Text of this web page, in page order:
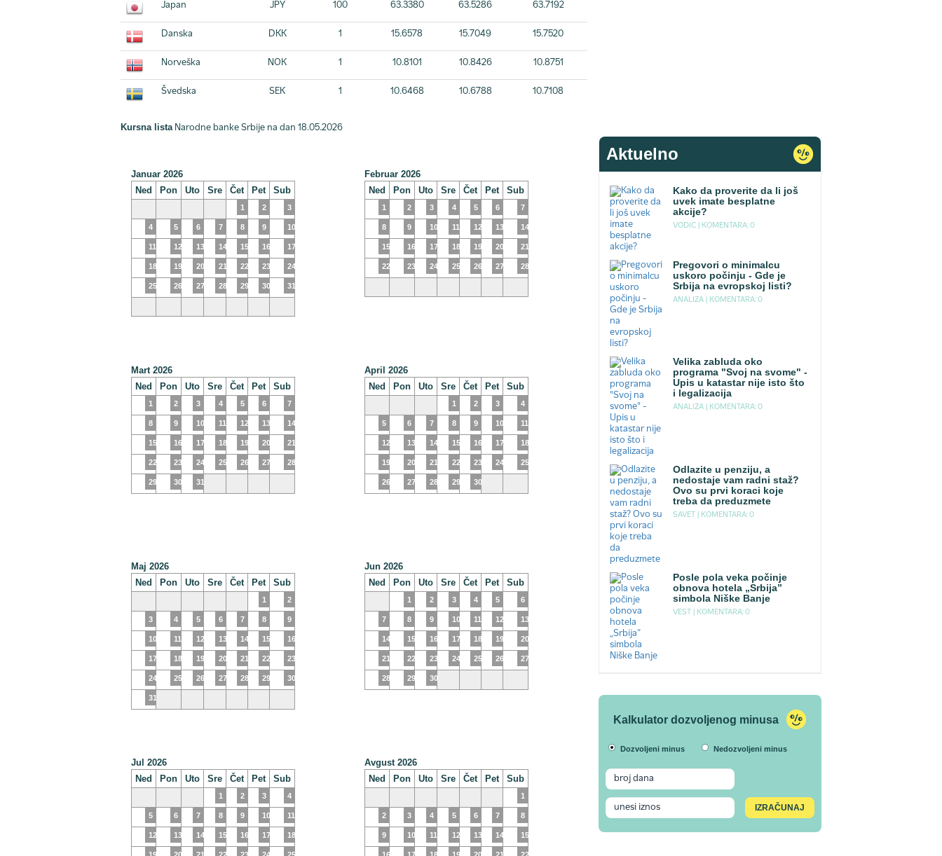
Japan JPY 100 63.3380 63.5286 63.7192
Danska DKK 1 15.6578 15.7049 15.7520
Norveška NOK 1 10.8101 10.8426 10.8751
Švedska SEK 1 10.6468 10.6788 10.7108
Kursna listaNarodne banke Srbije na dan 18.05.2026
Januar 2026
Ned
Pon Uto Sre Čet Pet Sub
1 2 3
4 5 6 7 8 9 10
11 12 13 14 15 16 17
18 19 20 21 22 23 24
25 26 27 28 29 30 31
Februar 2026
Ned
Pon Uto Sre Čet Pet Sub
1 2 3 4 5 6 7
8 9 10 11 12 13 14
15 16 17 18 19 20 21
22 23 24 25 26 27 28
Mart 2026
Ned
Pon Uto Sre Čet Pet Sub
1 2 3 4 5 6 7
8 9 10 11 12 13 14
15 16 17 18 19 20 21
22 23 24 25 26 27 28
29 30 31
April 2026
Ned
Pon Uto Sre Čet Pet Sub
1 2 3 4
5 6 7 8 9 10 11
12 13 14 15 16 17 18
19 20 21 22 23 24 25
26 27 28 29 30
Maj 2026
Ned
Pon Uto Sre Čet Pet Sub
1 2
3 4 5 6 7 8 9
10 11 12 13 14 15 16
17 18 19 20 21 22 23
24 25 26 27 28 29 30
31
Jun 2026
Ned
Pon Uto Sre Čet Pet Sub
1 2 3 4 5 6
7 8 9 10 11 12 13
14 15 16 17 18 19 20
21 22 23 24 25 26 27
28 29 30
Jul 2026
Ned
Pon Uto Sre Čet Pet Sub
1 2 3 4
5 6 7 8 9 10 11
12 13 14 15 16 17 18
Avgust 2026
Ned
Pon Uto Sre Čet Pet Sub
1
2 3 4 5 6 7 8
9 10 11 12 13 14 15
Aktuelno
Kako da proverite da li još
uvek imate besplatne
akcije?
VODIC | KOMENTARA: 0
Pregovori o minimalcu
uskoro počinju - Gde je
Srbija na evropskoj listi?
ANALIZA | KOMENTARA: 0
Velika zabluda oko
programa "Svoj na svome" -
Upis u katastar nije isto što
i legalizacija
ANALIZA | KOMENTARA: 0
Odlazite u penziju, a
nedostaje vam radni staž?
Ovo su prvi koraci koje
treba da preduzmete
SAVET | KOMENTARA: 0
Posle pola veka počinje
obnova hotela „Srbija”
simbola Niške Banje
VEST | KOMENTARA: 0
Kalkulator dozvoljenog minusa
Dozvoljeni minus Nedozvoljeni minus